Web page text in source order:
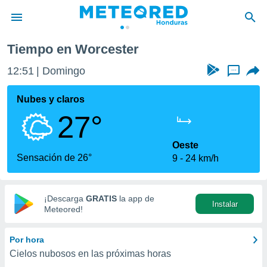
de
ha sido
calidad.
a este
las
y
digital
basada
Tiempo en Worcester
12:51 Domingo ...
Nubes y claros
27°
Sensación de 26°
Oeste
9
24 km/h
¡Descarga GRATIS la app de
Meteored!
Instalar
Por hora
Cielos nubosos en las próximas horas